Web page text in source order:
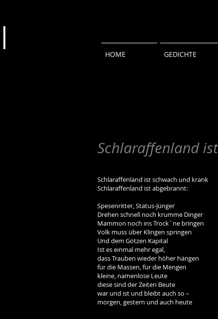
HOME GEDICHTE
Schlaraffenland
Schlaraffenland ist schwach und krank
Schlaraffenland ist abgebrannt:
Spesenritter, Status-Jünger
Drehen schnell noch krumme Dinger
Mammon noch ins Trock´ne bringen
Volk muss über Klingen springen
Und dem Götzen Kapital
Ist es einmal mehr egal,
dass Trauben wieder höher hängen
für die Massen, für die Mengen
kleine, namenlose Leute
diese sind der Zeiten Beute
war und ist und bleibt auch so –
morgen, gestern und auch heute